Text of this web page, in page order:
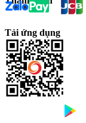
Tải ứng dụng